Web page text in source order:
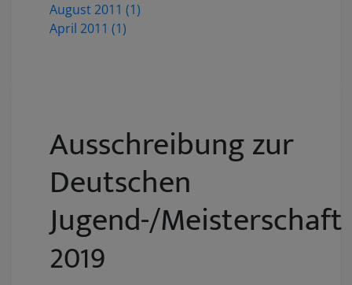
August 2011 (1)
April 2011 (1)
Ausschreibung zur
Deutschen
Jugend-/Meisterschaft
2019